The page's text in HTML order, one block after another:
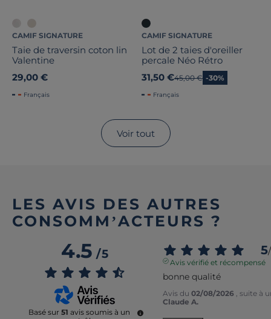
CAMIF SIGNATURE
Taie de traversin coton lin
Valentine
29,00 €
Français
CAMIF SIGNATURE
Lot de 2 taies d'oreiller
percale Néo Rétro
31,50 €Ancien prix
45,00 € -30%
Français
Voir tout
LES AVIS DES AUTRES
CONSOMM’ACTEURS ?
4.5/5
Basé sur 51 avis soumis à un
5/
Avis vérifié et récompensé
bonne qualité
Avis du 02/08/2026
, suite à
Claude A.